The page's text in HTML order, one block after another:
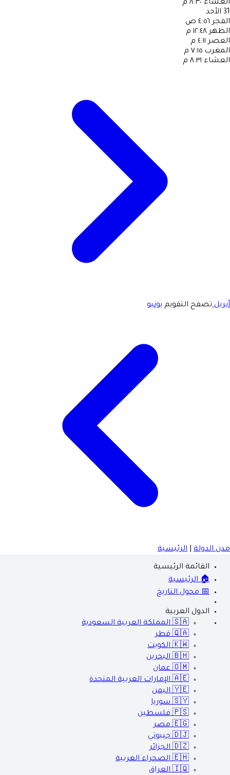
العشاء ٨:٣٠ م
31 الأحد
الفجر ٤:٥٦ ص
الظهر ١٢:٤٨ م
العصر ٤:١١ م
المغرب ٧:١٥ م
العشاء ٨:٣١ م
أبريلتصفح التقويم يونيو
مدن الدولة الرئيسية
القائمة الرئيسية
🏠 الرئيسية
📅 محول التاريخ
الدول العربية
🇸🇦 المملكة العربية السعودية
🇶🇦 قطر
🇰🇼 الكويت
🇧🇭 البحرين
🇴🇲 عمان
🇦🇪 الإمارات العربية المتحدة
🇾🇪 اليمن
🇸🇾 سوريا
🇵🇸 فلسطين
🇪🇬 مصر
🇩🇯 جيبوتي
🇩🇿 الجزائر
🇪🇭 الصحراء الغربية
🇮🇶 العراق